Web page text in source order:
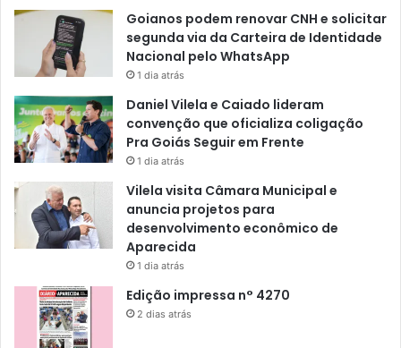
Goianos podem renovar CNH e solicitar
segunda via da Carteira de Identidade
Nacional pelo WhatsApp
1 dia atrás
Daniel Vilela e Caiado lideram
convenção que oficializa coligação
Pra Goiás Seguir em Frente
1 dia atrás
Vilela visita Câmara Municipal e
anuncia projetos para
desenvolvimento econômico de
Aparecida
1 dia atrás
Edição impressa n° 4270
2 dias atrás